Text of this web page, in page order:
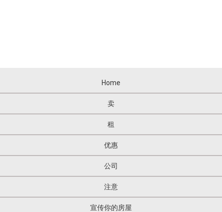
Home
卖
租
优惠
公司
注意
宣传你的房屋